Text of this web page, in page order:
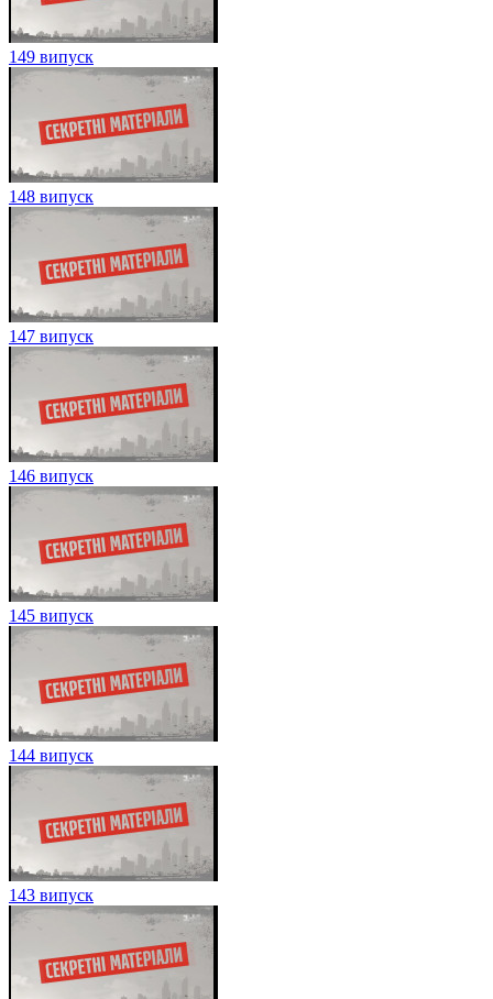
149 випуск
148 випуск
147 випуск
146 випуск
145 випуск
144 випуск
143 випуск